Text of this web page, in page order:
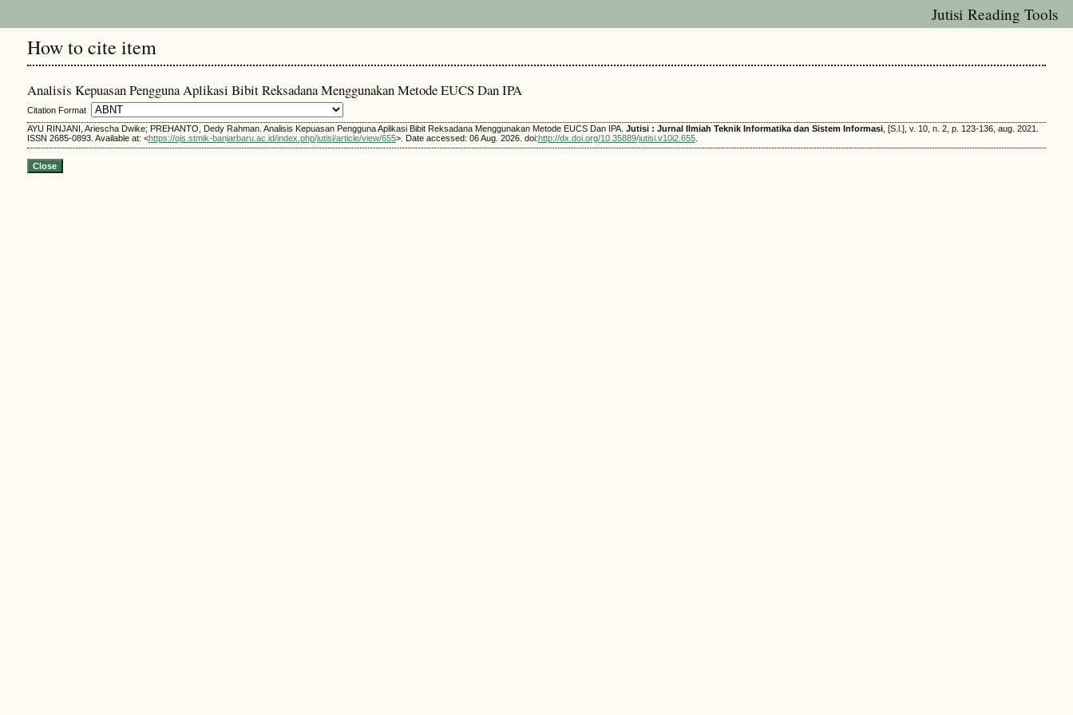
Jutisi Reading Tools
How to cite item
Analisis Kepuasan Pengguna Aplikasi Bibit Reksadana Menggunakan Metode EUCS Dan IPA
Citation Format
AYU RINJANI, Ariescha Dwike; PREHANTO, Dedy Rahman. Analisis Kepuasan Pengguna Aplikasi Bibit Reksadana Menggunakan Metode EUCS Dan IPA. Jutisi : Jurnal Ilmiah Teknik Informatika dan Sistem Informasi, [S.l.], v. 10, n. 2, p. 123-136, aug. 2021.
ISSN 2685-0893. Available at: <https://ojs.stmik-banjarbaru.ac.id/index.php/jutisi/article/view/655>. Date accessed: 06 Aug. 2026. doi:http://dx.doi.org/10.35889/jutisi.v10i2.655.